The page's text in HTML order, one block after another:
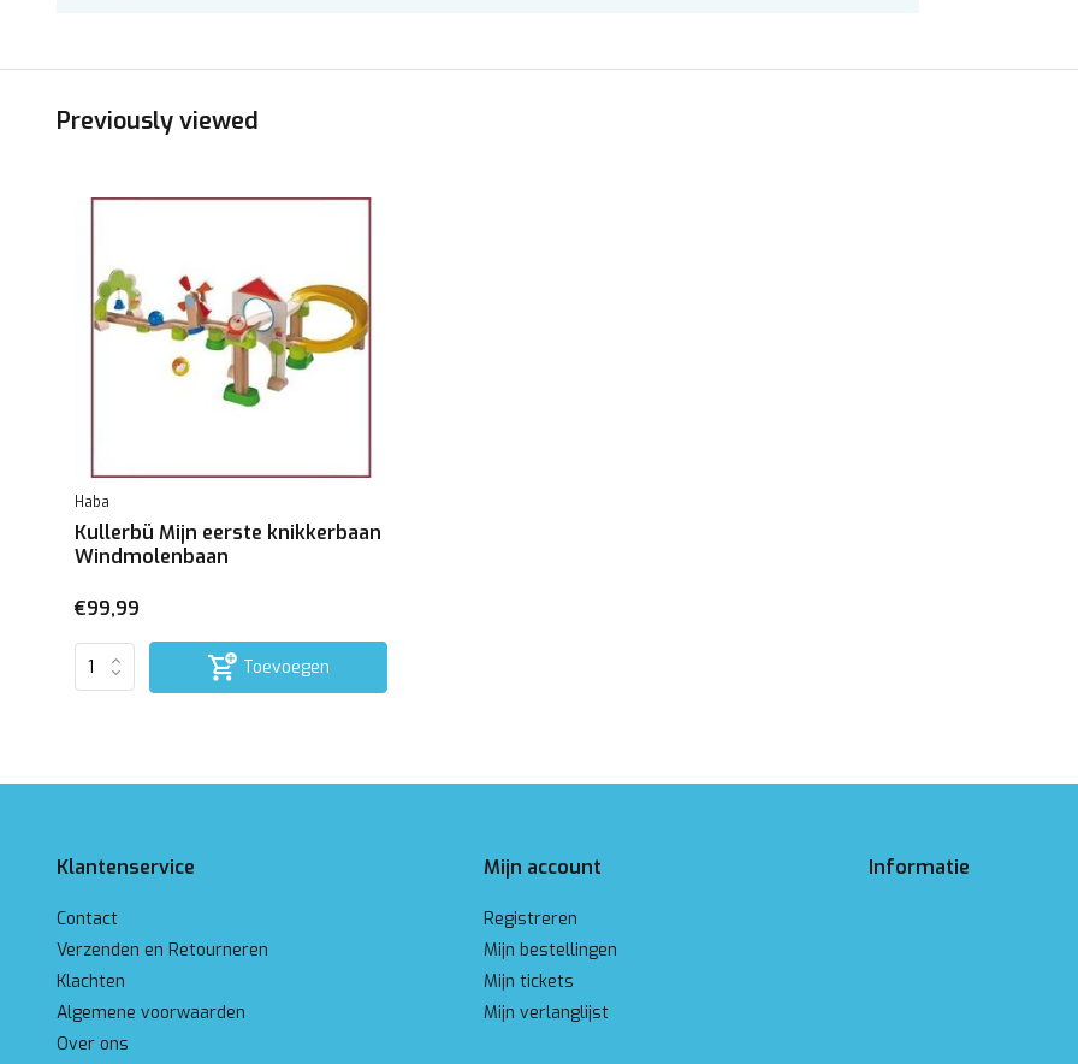
Previously viewed
Haba
Kullerbü Mijn eerste knikkerbaan
Windmolenbaan
€99,99
Toevoegen
Klantenservice
Contact
Verzenden en Retourneren
Klachten
Algemene voorwaarden
Over ons
Mijn account
Registreren
Mijn bestellingen
Mijn tickets
Mijn verlanglijst
Informatie